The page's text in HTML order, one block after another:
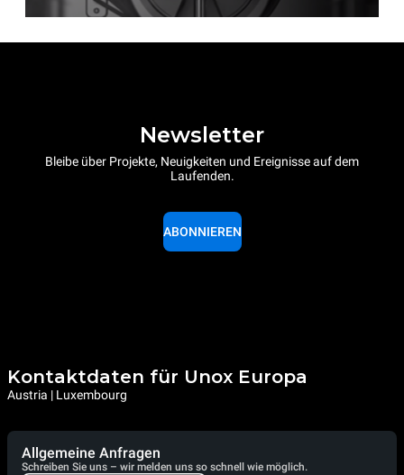
Newsletter
Bleibe über Projekte, Neuigkeiten und Ereignisse auf dem
Laufenden.
ABONNIEREN
Kontaktdaten für Unox Europa
Austria | Luxembourg
Allgemeine Anfragen
Schreiben Sie uns – wir melden uns so schnell wie möglich.